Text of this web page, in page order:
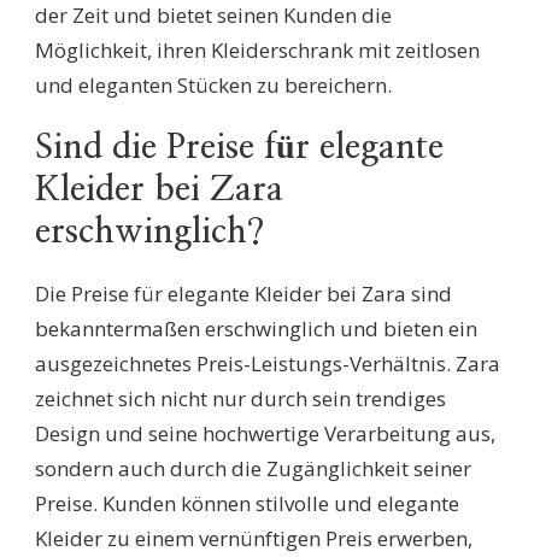
der Zeit und bietet seinen Kunden die
Möglichkeit, ihren Kleiderschrank mit zeitlosen
und eleganten Stücken zu bereichern.
Sind die Preise für elegante
Kleider bei Zara
erschwinglich?
Die Preise für elegante Kleider bei Zara sind
bekanntermaßen erschwinglich und bieten ein
ausgezeichnetes Preis-Leistungs-Verhältnis. Zara
zeichnet sich nicht nur durch sein trendiges
Design und seine hochwertige Verarbeitung aus,
sondern auch durch die Zugänglichkeit seiner
Preise. Kunden können stilvolle und elegante
Kleider zu einem vernünftigen Preis erwerben,